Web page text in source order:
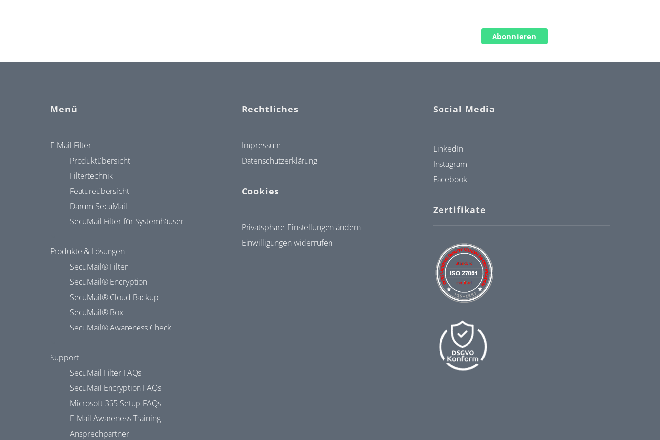
Abonnieren
Menü
E-Mail Filter
Produktübersicht
Filtertechnik
Featureübersicht
Darum SecuMail
SecuMail Filter für Systemhäuser
Produkte & Lösungen
SecuMail® Filter
SecuMail® Encryption
SecuMail® Cloud Backup
SecuMail® Box
SecuMail® Awareness Check
Support
SecuMail Filter FAQs
SecuMail Encryption FAQs
Microsoft 365 Setup-FAQs
E-Mail Awareness Training
Ansprechpartner
Rechtliches
Impressum
Datenschutzerklärung
Cookies
Privatsphäre-Einstellungen ändern
Einwilligungen widerrufen
Social Media
LinkedIn
Instagram
Facebook
Zertifikate